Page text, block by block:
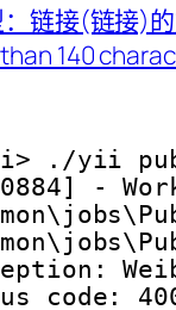
./yii
-
code: